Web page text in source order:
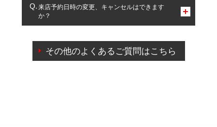
複数サービスのご予約は可能です。
一部の商品・サービスの組み合わせに限り、同時にご予約が
出来ないものもございます。
来店予約日時の変更、キャンセルはできます
か？
ご来店予約日の3営業日前を過ぎている場合のご予約
の日時変更につきましては、直接ご予約の店舗まで
その他のよくあるご質問はこちら